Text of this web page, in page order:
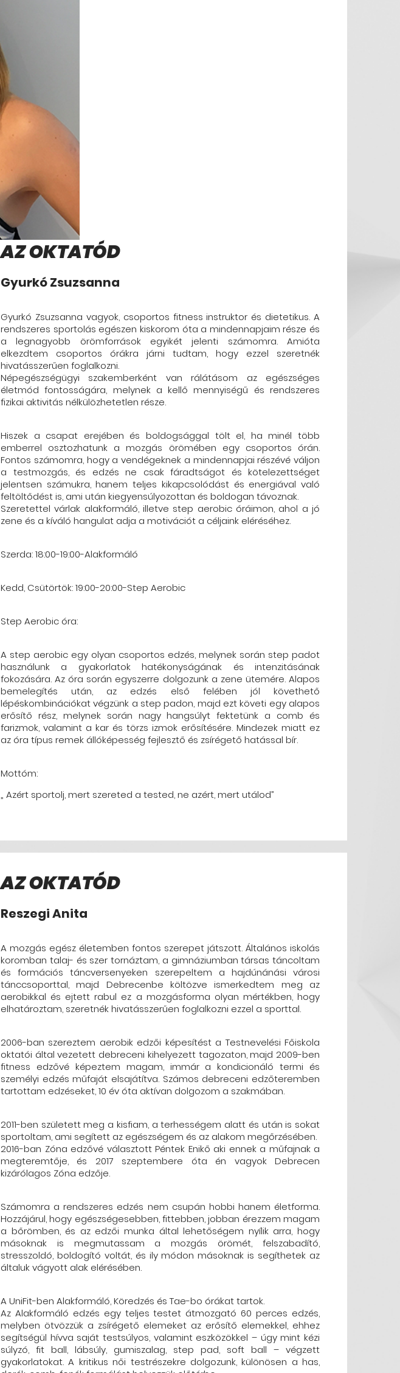
AZ OKTATÓD
Gyurkó Zsuzsanna
Gyurkó Zsuzsanna vagyok, csoportos fitness instruktor és dietetikus. A
rendszeres sportolás egészen kiskorom óta a mindennapjaim része és
a legnagyobb örömforrások egyikét jelenti számomra. Amióta
elkezdtem csoportos órákra járni tudtam, hogy ezzel szeretnék
hivatásszerűen foglalkozni.
Népegészségügyi szakemberként van rálátásom az egészséges
életmód fontosságára, melynek a kellő mennyiségű és rendszeres
fizikai aktivitás nélkülözhetetlen része.
Hiszek a csapat erejében és boldogsággal tölt el, ha minél több
emberrel osztozhatunk a mozgás örömében egy csoportos órán.
Fontos számomra, hogy a vendégeknek a mindennapjai részévé váljon
a testmozgás, és edzés ne csak fáradtságot és kötelezettséget
jelentsen számukra, hanem teljes kikapcsolódást és energiával való
feltöltődést is, ami után kiegyensúlyozottan és boldogan távoznak.
Szeretettel várlak alakformáló, illetve step aerobic óráimon, ahol a jó
zene és a kíváló hangulat adja a motivációt a céljaink eléréséhez.
Szerda: 18:00-19:00-Alakformáló
Kedd, Csütörtök: 19:00-20:00-Step Aerobic
Step Aerobic óra:
A step aerobic egy olyan csoportos edzés, melynek során step padot
használunk a gyakorlatok hatékonyságának és intenzitásának
fokozására. Az óra során egyszerre dolgozunk a zene ütemére. Alapos
bemelegítés után, az edzés első felében jól követhető
lépéskombinációkat végzünk a step padon, majd ezt követi egy alapos
erősítő rész, melynek során nagy hangsúlyt fektetünk a comb és
farizmok, valamint a kar és törzs izmok erősítésére. Mindezek miatt ez
az óra típus remek állóképesség fejlesztő és zsírégető hatással bír.
Mottóm:
„ Azért sportolj, mert szereted a tested, ne azért, mert utálod”
AZ OKTATÓD
Reszegi Anita
A mozgás egész életemben fontos szerepet játszott. Általános iskolás
koromban talaj- és szer tornáztam, a gimnáziumban társas táncoltam
és formációs táncversenyeken szerepeltem a hajdúnánási városi
tánccsoporttal, majd Debrecenbe költözve ismerkedtem meg az
aerobikkal és ejtett rabul ez a mozgásforma olyan mértékben, hogy
elhatároztam, szeretnék hivatásszerűen foglalkozni ezzel a sporttal.
2006-ban szereztem aerobik edzői képesítést a Testnevelési Főiskola
oktatói által vezetett debreceni kihelyezett tagozaton, majd 2009-ben
fitness edzővé képeztem magam, immár a kondicionáló termi és
személyi edzés műfaját elsajátítva. Számos debreceni edzőteremben
tartottam edzéseket, 10 év óta aktívan dolgozom a szakmában.
2011-ben született meg a kisfiam, a terhességem alatt és után is sokat
sportoltam, ami segített az egészségem és az alakom megőrzésében.
2016-ban Zóna edzővé választott Péntek Enikő aki ennek a műfajnak a
megteremtője, és 2017 szeptembere óta én vagyok Debrecen
kizárólagos Zóna edzője.
Számomra a rendszeres edzés nem csupán hobbi hanem életforma.
Hozzájárul, hogy egészségesebben, fittebben, jobban érezzem magam
a bőrömben, és az edzői munka által lehetőségem nyílik arra, hogy
másoknak is megmutassam a mozgás örömét, felszabadító,
stresszoldó, boldogító voltát, és ily módon másoknak is segíthetek az
általuk vágyott alak elérésében.
A UniFit-ben Alakformáló, Köredzés és Tae-bo órákat tartok.
Az Alakformáló edzés egy teljes testet átmozgató 60 perces edzés,
melyben ötvözzük a zsírégető elemeket az erősítő elemekkel, ehhez
segítségül hívva saját testsúlyos, valamint eszközökkel – úgy mint kézi
súlyzó, fit ball, lábsúly, gumiszalag, step pad, soft ball – végzett
gyakorlatokat. A kritikus női testrészekre dolgozunk, különösen a has,